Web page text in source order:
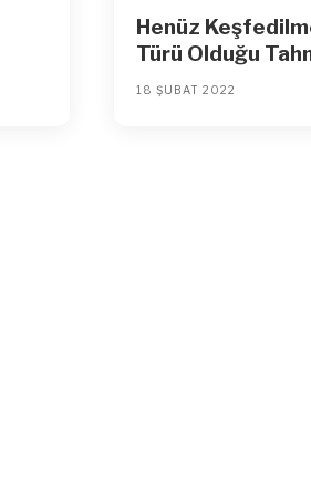
Henüz
Türü Olduğu
18 ŞUBAT 2022